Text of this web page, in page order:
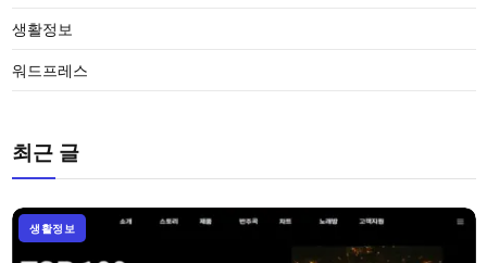
생활정보
워드프레스
최근 글
생활정보